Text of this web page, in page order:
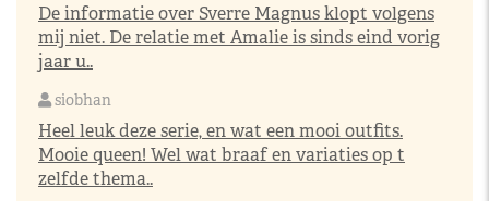
De informatie over Sverre Magnus klopt volgens
mij niet. De relatie met Amalie is sinds eind vorig
jaar u..
siobhan
Heel leuk deze serie, en wat een mooi outfits.
Mooie queen! Wel wat braaf en variaties op t
zelfde thema..